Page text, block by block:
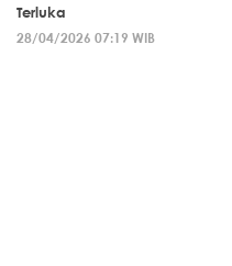
Terluka
28/04/2026 07:19 WIB